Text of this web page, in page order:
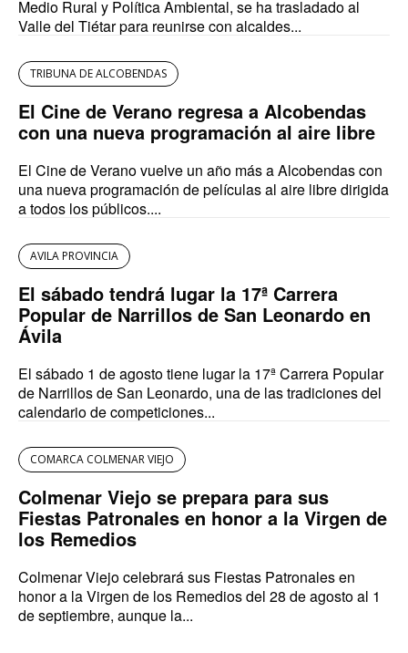
Medio Rural y Política Ambiental, se ha trasladado al
Valle del Tiétar para reunirse con alcaldes...
TRIBUNA DE ALCOBENDAS
El Cine de Verano regresa a Alcobendas
con una nueva programación al aire libre
El Cine de Verano vuelve un año más a Alcobendas con
una nueva programación de películas al aire libre dirigida
a todos los públicos....
AVILA PROVINCIA
El sábado tendrá lugar la 17ª Carrera
Popular de Narrillos de San Leonardo en
Ávila
El sábado 1 de agosto tiene lugar la 17ª Carrera Popular
de Narrillos de San Leonardo, una de las tradiciones del
calendario de competiciones...
COMARCA COLMENAR VIEJO
Colmenar Viejo se prepara para sus
Fiestas Patronales en honor a la Virgen de
los Remedios
Colmenar Viejo celebrará sus Fiestas Patronales en
honor a la Virgen de los Remedios del 28 de agosto al 1
de septiembre, aunque la...